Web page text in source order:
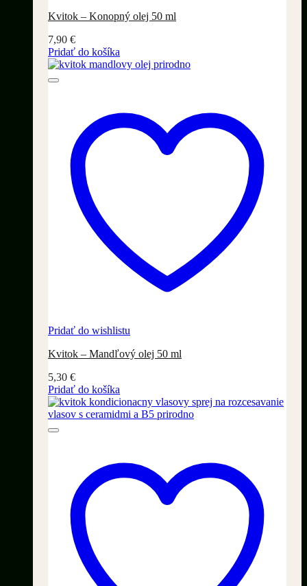
Kvitok – Konopný olej 50 ml
7,90 €
Pridať do košíka
Pridať do wishlistu
Kvitok – Mandľový olej 50 ml
5,30 €
Pridať do košíka